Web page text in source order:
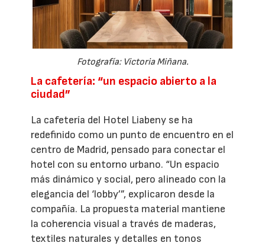
Fotografía: Victoria Miñana.
La cafetería: “un espacio abierto a la
ciudad”
La cafetería del Hotel Liabeny se ha
redefinido como un punto de encuentro en el
centro de Madrid, pensado para conectar el
hotel con su entorno urbano. “Un espacio
más dinámico y social, pero alineado con la
elegancia del ‘lobby’”, explicaron desde la
compañía. La propuesta material mantiene
la coherencia visual a través de maderas,
textiles naturales y detalles en tonos